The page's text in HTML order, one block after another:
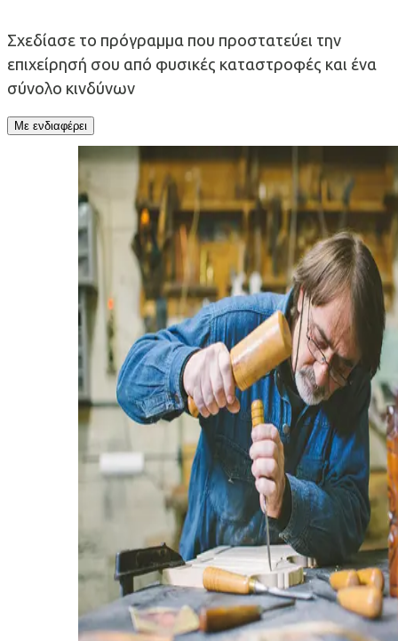
Σχεδίασε το πρόγραμμα που προστατεύει την
επιχείρησή σου από φυσικές καταστροφές και ένα
σύνολο κινδύνων
Με ενδιαφέρει